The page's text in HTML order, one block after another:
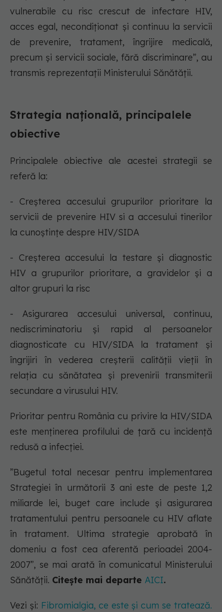
vulnerabile cu risc crescut de infectare HIV,
acces egal, necondiționat și continuu la servicii
de prevenire, tratament, îngrijire medicală,
precum și servicii sociale, fără discriminare”, au
transmis reprezentații Ministerului Sănătății.
Strategia națională, principalele
obiective
Principalele obiective ale acestei strategii se
referă la:
- Creșterea accesului grupurilor prioritare la
servicii de prevenire HIV si a accesului tinerilor
la cunoștințe despre HIV/SIDA
- Creșterea accesului la testare și diagnostic
HIV a grupurilor prioritare, a gravidelor și a
altor grupuri la risc
- Asigurarea accesului universal, continuu,
nediscriminatoriu și rapid al persoanelor
diagnosticate cu HIV/SIDA la tratament și
îngrijiri în vederea creșterii calității vieții în
relația cu sănătatea și prevenirii transmiterii
secundare a virusului HIV.
Prioritar pentru România cu privire la HIV/SIDA
este menținerea profilului de țară cu incidență
redusă a infecției.
”Bugetul total necesar pentru implementarea
Strategiei în următorii 3 ani este de peste 1,2
miliarde lei, buget care include și asigurarea
tratamentului pentru persoanele cu HIV aflate
în tratament. Ultima strategie aprobată în
domeniu a fost cea aferentă perioadei 2004-
2007”, se mai arată în comunicatul Ministerului
Sănătății. Citește mai departe AICI.
Vezi și: Fibromialgia, ce este și cum se tratează.